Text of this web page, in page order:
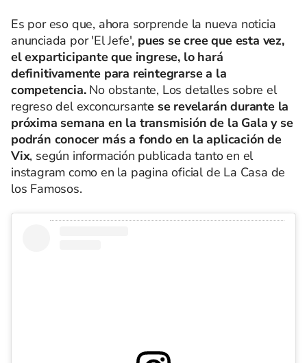
Es por eso que, ahora sorprende la nueva noticia
anunciada por 'El Jefe', pues se cree que esta vez,
el exparticipante que ingrese, lo hará
definitivamente para reintegrarse a la
competencia. No obstante, Los detalles sobre el
regreso del exconcursante se revelarán durante la
próxima semana en la transmisión de la Gala y se
podrán conocer más a fondo en la aplicación de
Vix, según información publicada tanto en el
instagram como en la pagina oficial de La Casa de
los Famosos.